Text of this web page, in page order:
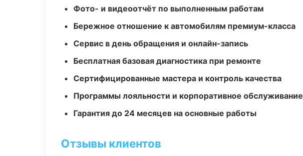
Фото- и видеоотчёт по выполненным работам
Бережное отношение к автомобилям премиум-класса
Сервис в день обращения и онлайн-запись
Бесплатная базовая диагностика при ремонте
Сертифицированные мастера и контроль качества
Программы лояльности и корпоративное обслуживание
Гарантия до 24 месяцев на основные работы
Отзывы клиентов